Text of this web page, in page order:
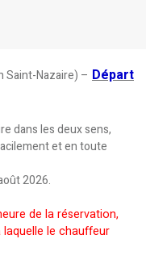
Saint-Nazaire) – Départ
dans les deux sens,
et en toute
2026.
de la réservation,
le chauffeur